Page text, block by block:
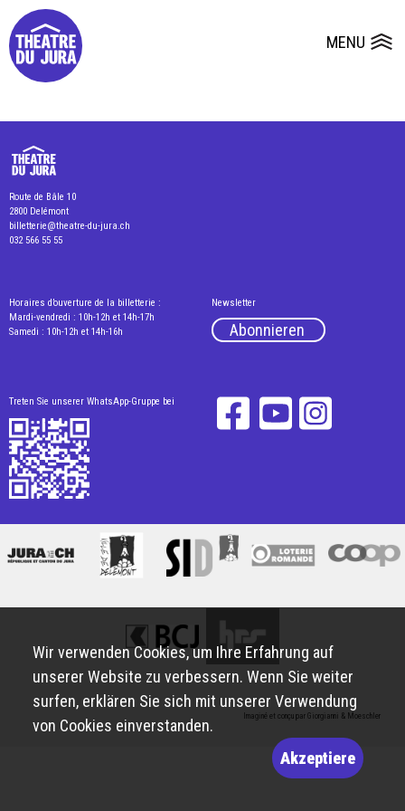
MENU
Presse Dépôts de dossiers
Route de Bâle 10
2800 Delémont
billetterie@theatre-du-jura.ch
032 566 55 55
Horaires d’ouverture de la billetterie :
Mardi-vendredi : 10h-12h et 14h-17h
Samedi : 10h-12h et 14h-16h
Newsletter
Abonnieren
Treten Sie unserer WhatsApp-Gruppe bei
Imaginé et conçu par Giorgianni & Moeschler
Wir verwenden Cookies, um Ihre Erfahrung auf
unserer Website zu verbessern. Wenn Sie weiter
surfen, erklären Sie sich mit unserer Verwendung
von Cookies einverstanden.
Akzeptiere